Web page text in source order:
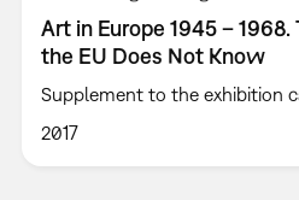
Art in Europe 1945 –
the EU Does Not Know
Supplement to the exhibition
2017